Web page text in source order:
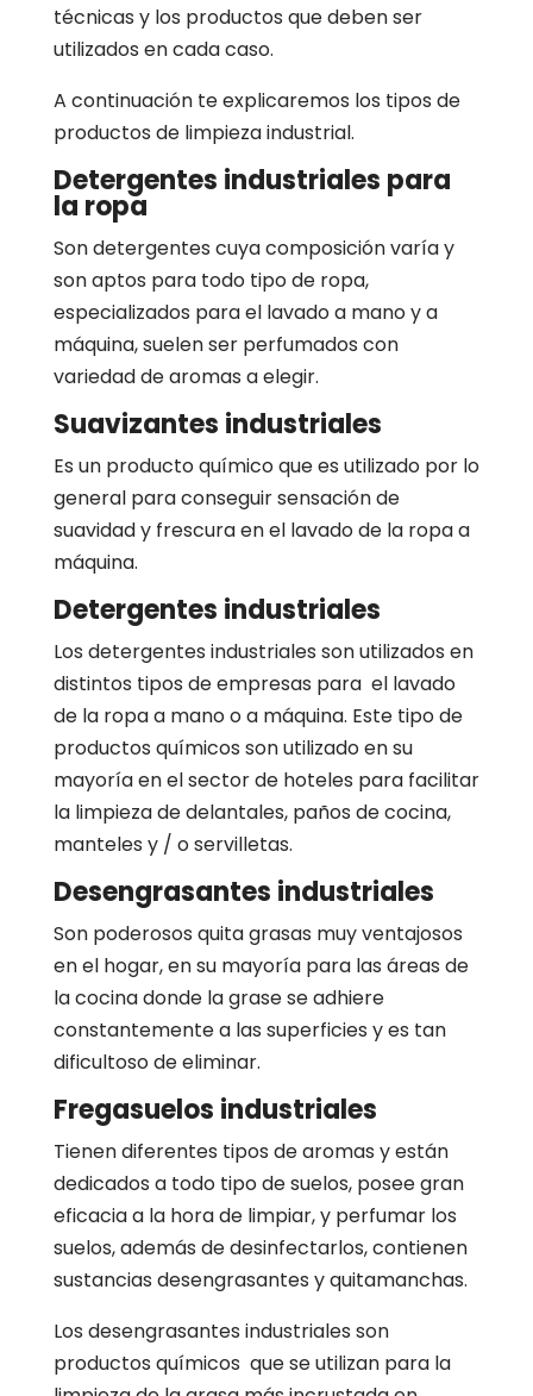
técnicas y los productos que deben ser
utilizados en cada caso.
A continuación te explicaremos los tipos de
productos de limpieza industrial.
Detergentes industriales para
la ropa
Son detergentes cuya composición varía y
son aptos para todo tipo de ropa,
especializados para el lavado a mano y a
máquina, suelen ser perfumados con
variedad de aromas a elegir.
Suavizantes industriales
Es un producto químico que es utilizado por lo
general para conseguir sensación de
suavidad y frescura en el lavado de la ropa a
máquina.
Detergentes industriales
Los detergentes industriales son utilizados en
distintos tipos de empresas para el lavado
de la ropa a mano o a máquina. Este tipo de
productos químicos son utilizado en su
mayoría en el sector de hoteles para facilitar
la limpieza de delantales, paños de cocina,
manteles y / o servilletas.
Desengrasantes industriales
Son poderosos quita grasas muy ventajosos
en el hogar, en su mayoría para las áreas de
la cocina donde la grase se adhiere
constantemente a las superficies y es tan
dificultoso de eliminar.
Fregasuelos industriales
Tienen diferentes tipos de aromas y están
dedicados a todo tipo de suelos, posee gran
eficacia a la hora de limpiar, y perfumar los
suelos, además de desinfectarlos, contienen
sustancias desengrasantes y quitamanchas.
Los desengrasantes industriales son
productos químicos que se utilizan para la